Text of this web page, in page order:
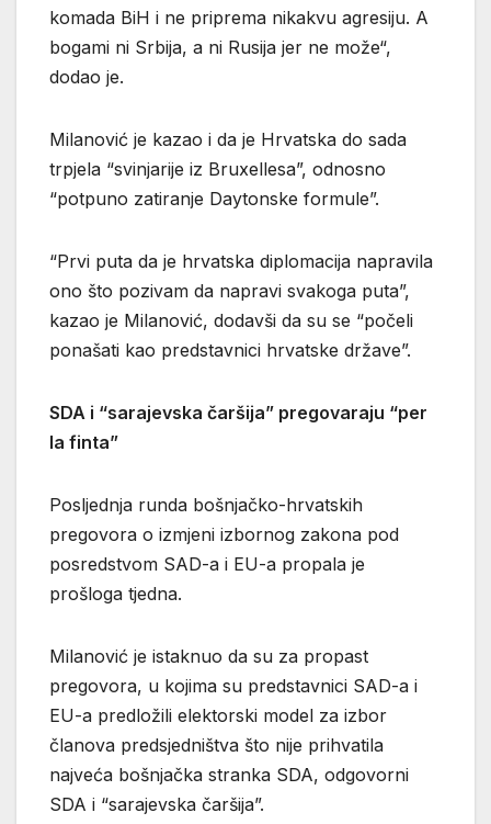
komada BiH i ne priprema nikakvu agresiju. A
bogami ni Srbija, a ni Rusija jer ne može“,
dodao je.
Milanović je kazao i da je Hrvatska do sada
trpjela “svinjarije iz Bruxellesa”, odnosno
“potpuno zatiranje Daytonske formule”.
“Prvi puta da je hrvatska diplomacija napravila
ono što pozivam da napravi svakoga puta”,
kazao je Milanović, dodavši da su se “počeli
ponašati kao predstavnici hrvatske države”.
SDA i “sarajevska čaršija” pregovaraju “per
la finta”
Posljednja runda bošnjačko-hrvatskih
pregovora o izmjeni izbornog zakona pod
posredstvom SAD-a i EU-a propala je
prošloga tjedna.
Milanović je istaknuo da su za propast
pregovora, u kojima su predstavnici SAD-a i
EU-a predložili elektorski model za izbor
članova predsjedništva što nije prihvatila
najveća bošnjačka stranka SDA, odgovorni
SDA i “sarajevska čaršija”.